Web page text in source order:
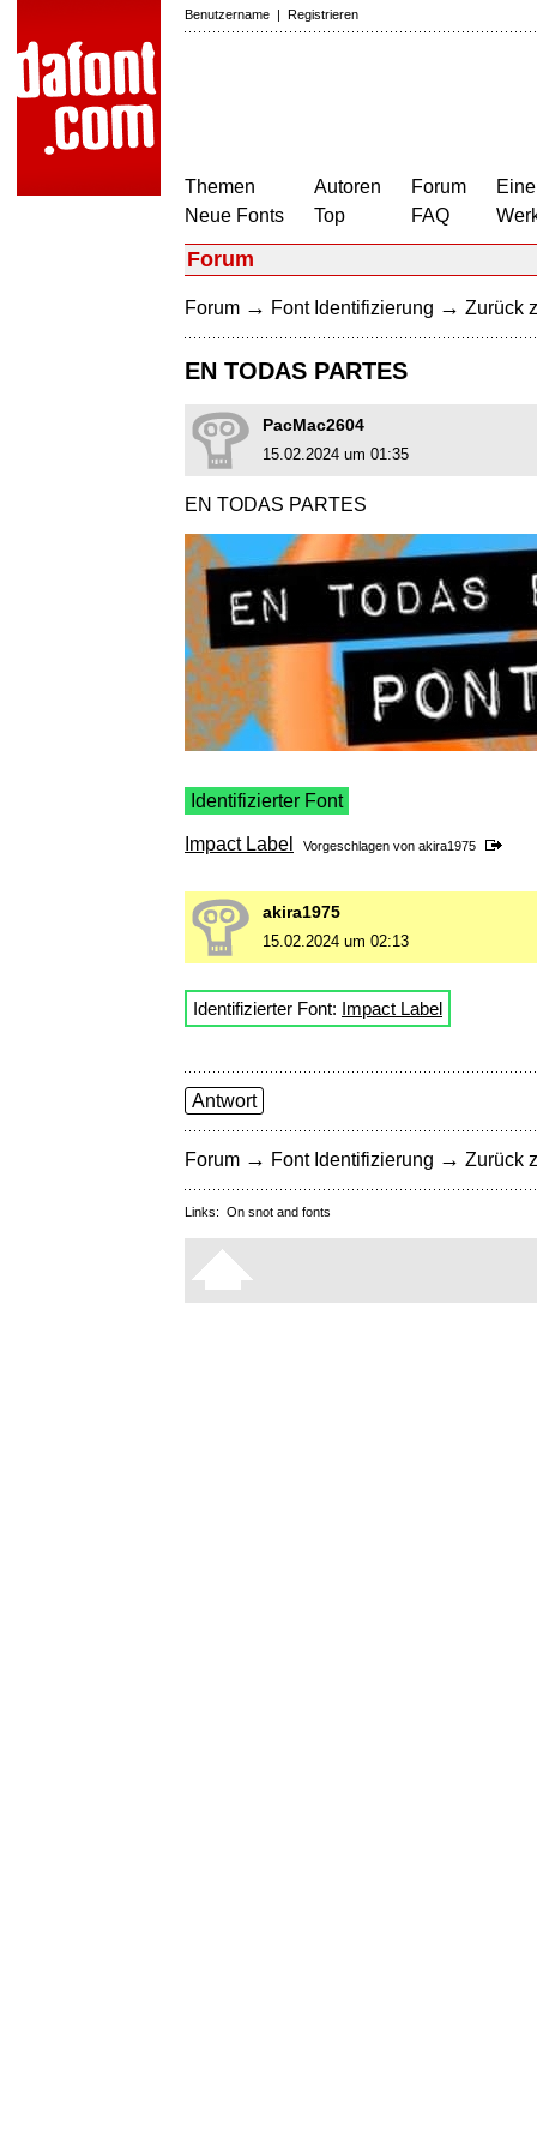
Benutzername | Registrieren
Themen
Neue Fonts
Autoren
Top
Forum
FAQ
Forum
Forum → Font Identifizierung → Zurück
EN TODAS PARTES
PacMac2604
15.02.2024 um 01:35
EN TODAS PARTES
Identifizierter Font
Impact Label Vorgeschlagen von akira1975
akira1975
15.02.2024 um 02:13
Identifizierter Font: Impact Label
Antwort
Forum → Font Identifizierung → Zurück
Links: On snot and fonts